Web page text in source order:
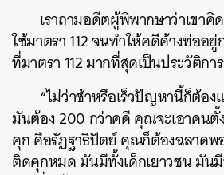
เราถามอดีตผู้พิพากษาว่าเขาคิ
ใช้มาตรา 112 จนทำให้คดีค้างท่ออ
ที่มาตรา 112 มากที่สุดเป็นประวัติกา
“ไม่ว่าช้าหรือเร็วปัญหานี้ก็ต้อง
มันต้อง 200 กว่าคดี คุณจะเอาคน
คุก คือรัฏฐาธิปัตย์ คุณก็ต้องฉลาดพ
ติดคุกหมด มันมีทั้งเด็กเยาวชน มัน